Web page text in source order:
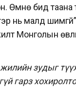
Өмнө бид таана
нь малд
Монголын
зудыг
гарз